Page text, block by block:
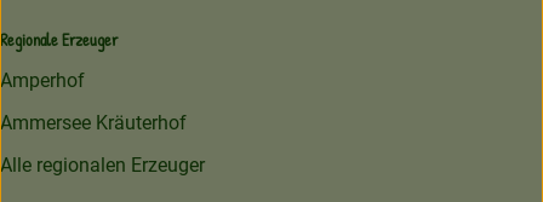
Regionale Erzeuger
Amperhof
Ammersee Kräuterhof
Alle regionalen Erzeuger